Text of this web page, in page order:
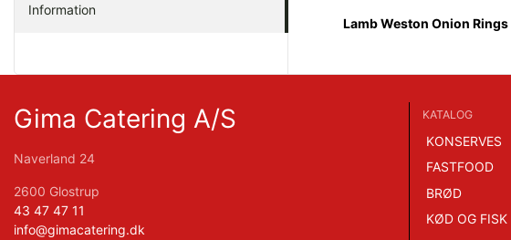
Information
Lamb Weston Onion Rings
Gima Catering A/S
Naverland 24
2600 Glostrup
43 47 47 11
info@gimacatering.dk
KATALOG
KONSERVES
FASTFOOD
BRØD
KØD OG FISK